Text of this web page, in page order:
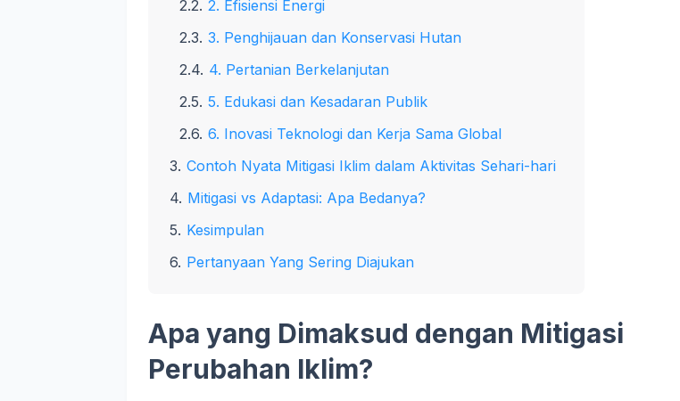
2. Efisiensi Energi
3. Penghijauan dan Konservasi Hutan
4. Pertanian Berkelanjutan
5. Edukasi dan Kesadaran Publik
6. Inovasi Teknologi dan Kerja Sama Global
Contoh Nyata Mitigasi Iklim dalam Aktivitas Sehari-hari
Mitigasi vs Adaptasi: Apa Bedanya?
Kesimpulan
Pertanyaan Yang Sering Diajukan
Apa yang Dimaksud dengan Mitigasi
Perubahan Iklim?